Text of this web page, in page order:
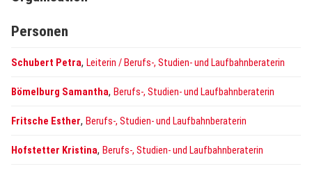
Personen
Schubert Petra, Leiterin / Berufs-, Studien- und Laufbahnberaterin
Bömelburg Samantha, Berufs-, Studien- und Laufbahnberaterin
Fritsche Esther, Berufs-, Studien- und Laufbahnberaterin
Hofstetter Kristina, Berufs-, Studien- und Laufbahnberaterin